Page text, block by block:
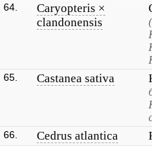
64.
Caryopteris ×
clandonensis
65. Castanea sativa
66. Cedrus atlantica